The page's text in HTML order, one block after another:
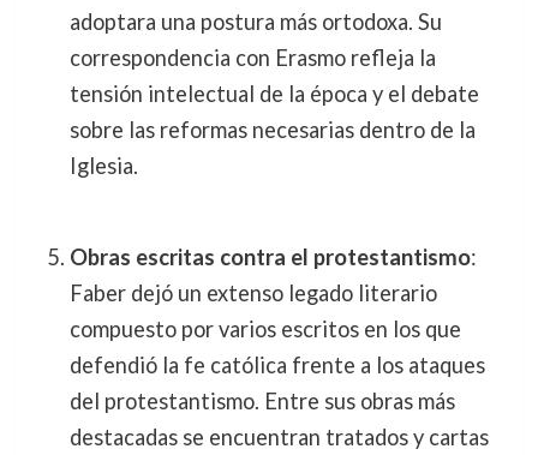
adoptara una postura más ortodoxa. Su
correspondencia con Erasmo refleja la
tensión intelectual de la época y el debate
sobre las reformas necesarias dentro de la
Iglesia.
Obras escritas contra el protestantismo:
Faber dejó un extenso legado literario
compuesto por varios escritos en los que
defendió la fe católica frente a los ataques
del protestantismo. Entre sus obras más
destacadas se encuentran tratados y cartas